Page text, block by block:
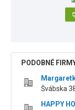
PODOBNÉ
Švábska
HAPPY